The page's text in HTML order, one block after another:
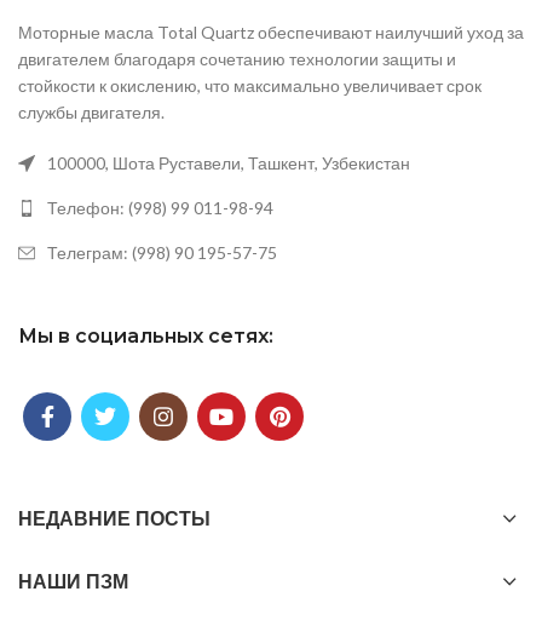
Моторные масла Total Quartz обеспечивают наилучший уход за
двигателем благодаря сочетанию технологии защиты и
стойкости к окислению, что максимально увеличивает срок
службы двигателя.
100000, Шота Руставели, Ташкент, Узбекистан
Телефон: (998) 99 011-98-94
Телеграм: (998) 90 195-57-75
Мы в социальных сетях:
НЕДАВНИЕ ПОСТЫ
НАШИ ПЗМ